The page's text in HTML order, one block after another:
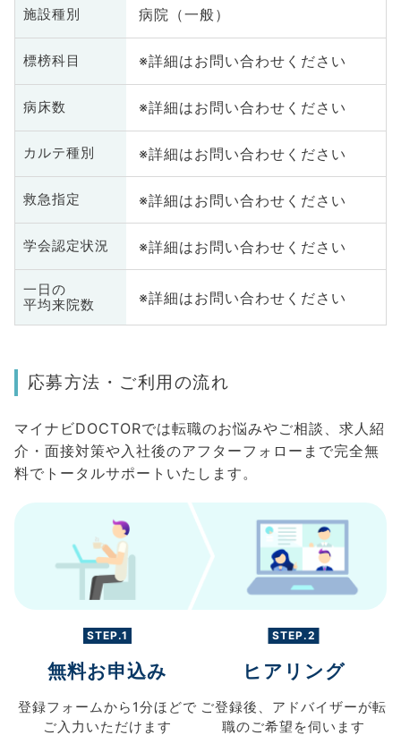
施設種別 病院（一般）
標榜科目 ※詳細はお問い合わせください
病床数 ※詳細はお問い合わせください
カルテ種別 ※詳細はお問い合わせください
救急指定 ※詳細はお問い合わせください
学会認定状況 ※詳細はお問い合わせください
一日の
平均来院数
※詳細はお問い合わせください
応募方法・ご利用の流れ
マイナビDOCTORでは転職のお悩みやご相談、求人紹
介・面接対策や入社後のアフターフォローまで完全無
料でトータルサポートいたします。
STEP.1
無料お申込み
登録フォームから 1分ほどで
ご入力 いただけます
STEP.2
ヒアリング
ご登録後、 アドバイザーが転
職のご希望を伺います